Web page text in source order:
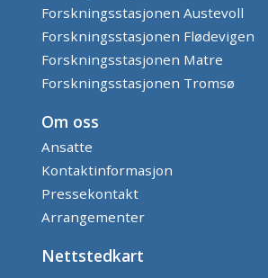
Forskningsstasjonen Austevoll
Forskningsstasjonen Flødevigen
Forskningsstasjonen Matre
Forskningsstasjonen Tromsø
Om oss
Ansatte
Kontaktinformasjon
Pressekontakt
Arrangementer
Nettstedkart